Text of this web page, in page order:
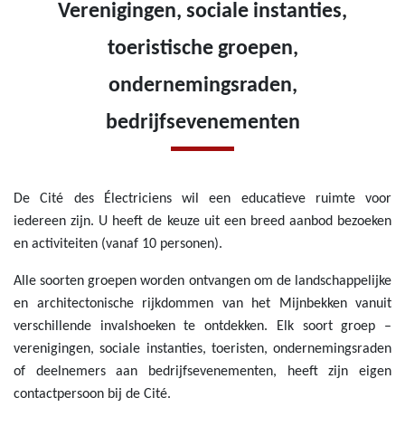
Verenigingen, sociale instanties,
toeristische groepen,
ondernemingsraden,
bedrijfsevenementen
De Cité des Électriciens wil een educatieve ruimte voor
iedereen zijn. U heeft de keuze uit een breed aanbod bezoeken
en activiteiten (vanaf 10 personen).
Alle soorten groepen worden ontvangen om de landschappelijke
en architectonische rijkdommen van het Mijnbekken vanuit
verschillende invalshoeken te ontdekken. Elk soort groep –
verenigingen, sociale instanties, toeristen, ondernemingsraden
of deelnemers aan bedrijfsevenementen, heeft zijn eigen
contactpersoon bij de Cité.